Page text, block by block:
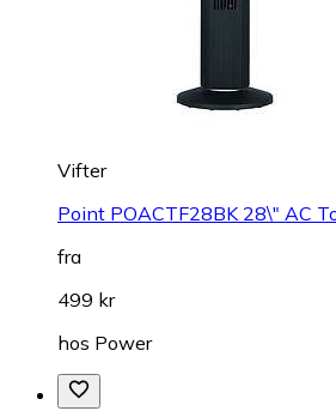
Vifter
Point POACTF28BK 28\" AC
fra
499 kr
hos Power